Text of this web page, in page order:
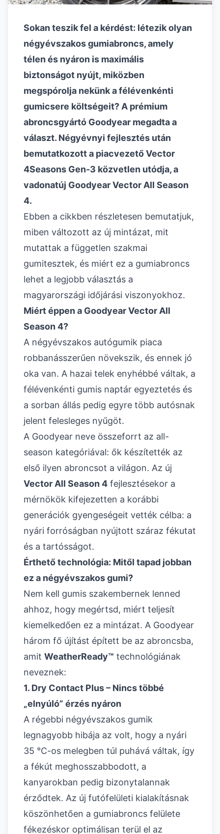
Sokan teszik fel a kérdést: létezik olyan
négyévszakos gumiabroncs, amely
télen és nyáron is maximális
biztonságot nyújt, miközben
megspórolja nekünk a félévenkénti
gumicsere költségeit? A prémium
abroncsgyártó Goodyear megadta a
választ. Négyévnyi fejlesztés után
bemutatkozott a piacvezető Vector
4Seasons Gen-3 közvetlen utódja, a
vadonatúj Goodyear Vector All Season
4.
Ebben a cikkben részletesen bemutatjuk,
miben változott az új mintázat, mit
mutattak a független szakmai
gumitesztek, és miért ez a gumiabroncs
lehet a legjobb választás a
magyarországi időjárási viszonyokhoz.
Miért éppen a Goodyear Vector All
Season 4?
A négyévszakos autógumik piaca
robbanásszerűen növekszik, és ennek jó
oka van. A hazai telek enyhébbé váltak, a
félévenkénti gumis naptár egyeztetés és
a sorban állás pedig egyre több autósnak
jelent felesleges nyűgöt.
A Goodyear neve összeforrt az all-
season kategóriával: ők készítették az
első ilyen abroncsot a világon. Az új
Vector All Season 4 fejlesztésekor a
mérnökök kifejezetten a korábbi
generációk gyengeségeit vették célba: a
nyári forróságban nyújtott száraz fékutat
és a tartósságot.
Érthető technológia: Mitől tapad jobban
ez a négyévszakos gumi?
Nem kell gumis szakembernek lenned
ahhoz, hogy megértsd, miért teljesít
kiemelkedően ez a mintázat. A Goodyear
három fő újítást épített be az abroncsba,
amit WeatherReady™ technológiának
neveznek:
1. Dry Contact Plus – Nincs többé
„elnyúló” érzés nyáron
A régebbi négyévszakos gumik
legnagyobb hibája az volt, hogy a nyári
35 °C-os melegben túl puhává váltak, így
a fékút meghosszabbodott, a
kanyarokban pedig bizonytalannak
érződtek. Az új futófelületi kialakításnak
köszönhetően a gumiabroncs felülete
fékezéskor optimálisan terül el az